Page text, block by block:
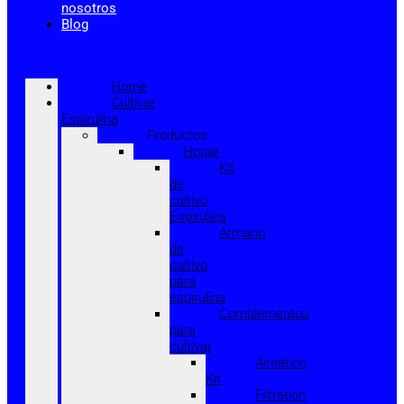
nosotros
Blog
Home
Cultivar
Espirulina
Productos
Hogar
Kit
de
cultivo
Espirulina
Armario
de
cultivo
para
espirulina
Complementos
para
cultivar
Aireation
Kit
Filtration